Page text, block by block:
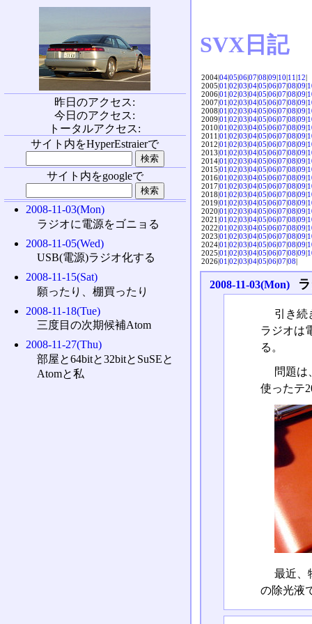
SVX日記
2004|04|05|06|07|08|09|10|11|12|
2005|01|02|03|04|05|06|07|08|09|
2006|01|02|03|04|05|06|07|08|09|
2007|01|02|03|04|05|06|07|08|09|
2008|01|02|03|04|05|06|07|08|09|
2009|01|02|03|04|05|06|07|08|09|
2010|01|02|03|04|05|06|07|08|09|
2011|01|02|03|04|05|06|07|08|09|
2012|01|02|03|04|05|06|07|08|09|
2013|01|02|03|04|05|06|07|08|09|
2014|01|02|03|04|05|06|07|08|09|
2015|01|02|03|04|05|06|07|08|09|
2016|01|02|03|04|05|06|07|08|09|
2017|01|02|03|04|05|06|07|08|09|
2018|01|02|03|04|05|06|07|08|09|
2019|01|02|03|04|05|06|07|08|09|
2020|01|02|03|04|05|06|07|08|09|
2021|01|02|03|04|05|06|07|08|09|
2022|01|02|03|04|05|06|07|08|09|
2023|01|02|03|04|05|06|07|08|09|
2024|01|02|03|04|05|06|07|08|09|
2025|01|02|03|04|05|06|07|08|09|
2026|01|02|03|04|05|06|07|08|
2008-11-03(Mon)
引き続
ラジオは
る。
問題は
使ったテ
最近、
の除光液
昨日のアクセス:
今日のアクセス:
トータルアクセス:
サイト内をHyperEstraierで
サイト内をgoogleで
2008-11-03(Mon)
ラジオに電源をゴニョる
2008-11-05(Wed)
USB(電源)ラジオ化する
2008-11-15(Sat)
願ったり、棚買ったり
2008-11-18(Tue)
三度目の次期候補Atom
2008-11-27(Thu)
部屋と64bitと32bitとSuSEと
Atomと私